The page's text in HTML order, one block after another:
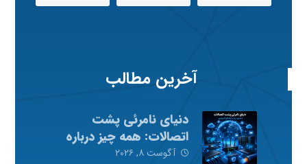
آخرین مطالب
دنیای نامرئی پشت
اتصالات: همه چیز درباره
شبکه‌های کامپیوتری
آگوست ۸, ۲۰۲۶